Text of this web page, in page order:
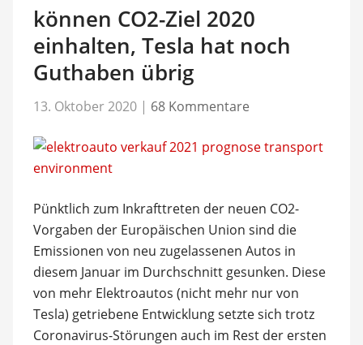
können CO2-Ziel 2020
einhalten, Tesla hat noch
Guthaben übrig
13. Oktober 2020 | 68 Kommentare
Pünktlich zum Inkrafttreten der neuen CO2-
Vorgaben der Europäischen Union sind die
Emissionen von neu zugelassenen Autos in
diesem Januar im Durchschnitt gesunken. Diese
von mehr Elektroautos (nicht mehr nur von
Tesla) getriebene Entwicklung setzte sich trotz
Coronavirus-Störungen auch im Rest der ersten